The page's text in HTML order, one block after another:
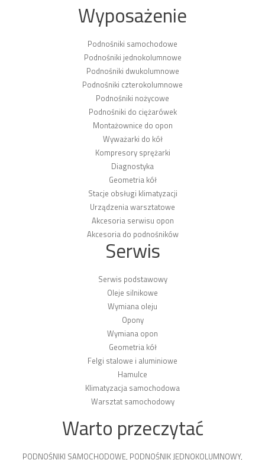
Wyposażenie
Podnośniki samochodowe
Podnośniki jednokolumnowe
Podnośniki dwukolumnowe
Podnośniki czterokolumnowe
Podnośniki nożycowe
Podnośniki do ciężarówek
Montażownice do opon
Wyważarki do kół
Kompresory sprężarki
Diagnostyka
Geometria kół
Stacje obsługi klimatyzacji
Urządzenia warsztatowe
Akcesoria serwisu opon
Akcesoria do podnośników
Serwis
Serwis podstawowy
Oleje silnikowe
Wymiana oleju
Opony
Wymiana opon
Geometria kół
Felgi stalowe i aluminiowe
Hamulce
Klimatyzacja samochodowa
Warsztat samochodowy
Warto przeczytać
PODNOŚNIKI SAMOCHODOWE, PODNOŚNIK JEDNOKOLUMNOWY,